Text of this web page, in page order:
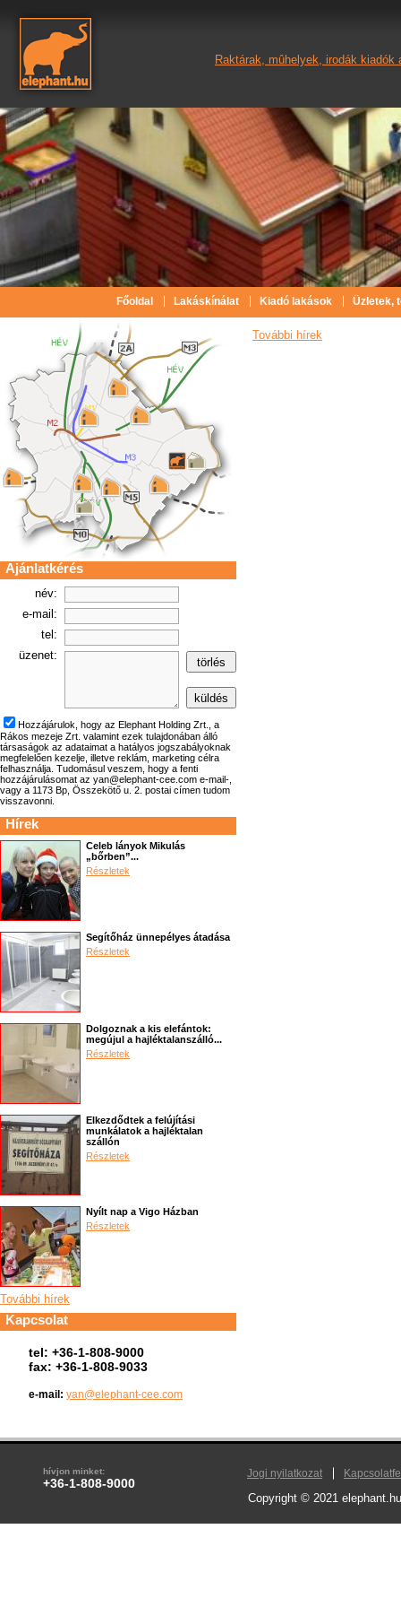
Raktárak, mûhelyek, irodák kiadók
Főoldal Lakáskínálat Kiadó lakások Üzletek,
Ajánlatkérés
név:
e-mail:
tel:
üzenet:
Hozzájárulok, hogy az Elephant Holding Zrt., a
Rákos mezeje Zrt. valamint ezek tulajdonában álló
társaságok az adataimat a hatályos jogszabályoknak
megfelelően kezelje, illetve reklám, marketing célra
felhasználja. Tudomásul veszem, hogy a fenti
hozzájárulásomat az yan@elephant-cee.com e-mail-,
vagy a 1173 Bp, Összekötő u. 2. postai címen tudom
visszavonni.
Hírek
Celeb lányok Mikulás
„bőrben”...
Részletek
Segítőház ünnepélyes átadása
Részletek
Dolgoznak a kis elefántok:
megújul a hajléktalanszálló...
Részletek
Elkezdődtek a felújítási
munkálatok a hajléktalan
szállón
Részletek
Nyílt nap a Vigo Házban
Részletek
További hírek
Kapcsolat
tel: +36-1-808-9000
fax: +36-1-808-9033
e-mail: yan@elephant-cee.com
További hírek
hívjon minket:
+36-1-808-9000
Jogi nyilatkozat
Copyright © 2021